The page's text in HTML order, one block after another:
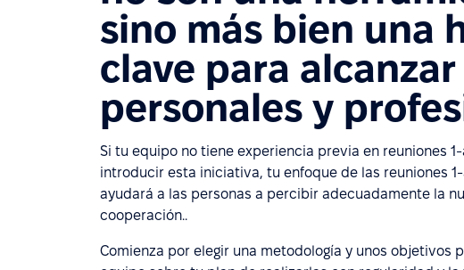
sino más bien una
clave para
personales y
Si tu equipo no tiene experiencia previa en reuniones
introducir esta iniciativa, tu enfoque de las reuniones
ayudará a las personas a percibir adecuadamente la
cooperación..
Comienza por elegir una metodología y unos objetivos